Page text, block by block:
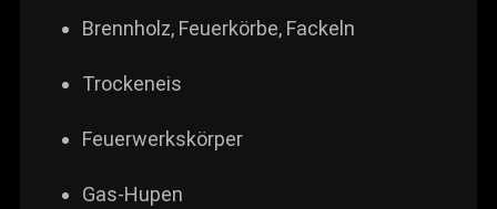
Brennholz, Feuerkörbe, Fackeln
Trocken­eis
Feuerwerkskörper
Gas-Hupen